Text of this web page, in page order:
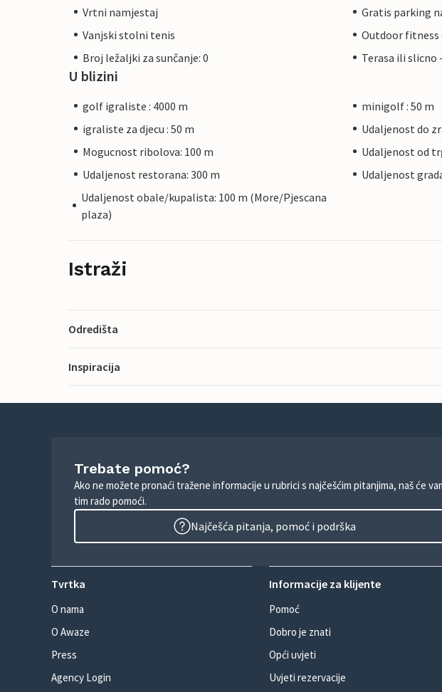
Vrtni namjestaj
Gratis parking
Vanjski stolni tenis
Outdoor fitness
Broj ležaljki za sunčanje: 0
Terasa ili slicno
U blizini
golf igraliste : 4000 m
minigolf : 50 m
igraliste za djecu : 50 m
Udaljenost do
Mogucnost ribolova: 100 m
Udaljenost od
Udaljenost restorana: 300 m
Udaljenost
Udaljenost obale/kupalista: 100 m (More/Pjescana
plaza)
Istraži
Odredišta
Inspiracija
Trebate pomoć?
Ako ne možete pronaći tražene informacije u rubrici s najčešćim pitanjima, naš će
tim rado pomoći.
Najčešća pitanja, pomoć i podrška
Tvrtka
O nama
O Awaze
Press
Agency Login
Informacije za klijente
Pomoć
Dobro je znati
Opći uvjeti
Uvjeti rezervacije